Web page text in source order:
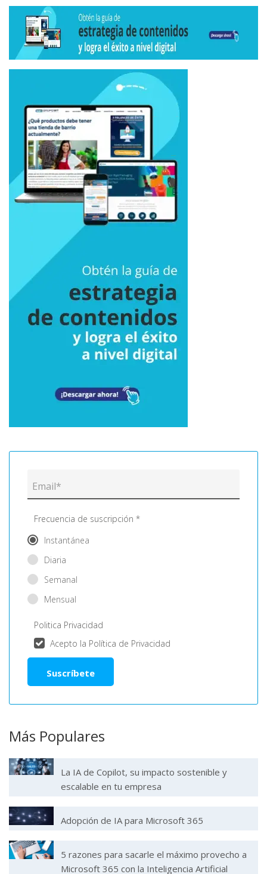
Frecuencia de suscripción *
Instantánea
Diaria
Semanal
Mensual
Politica Privacidad
Acepto la Política de Privacidad
Más Populares
La IA de Copilot, su impacto sostenible y
escalable en tu empresa
Adopción de IA para Microsoft 365
5 razones para sacarle el máximo provecho a
Microsoft 365 con la Inteligencia Artificial